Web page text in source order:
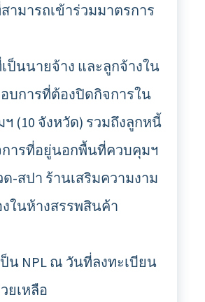
ามารถเข้าร่วมมาตรการ
ป็นนายจ้าง และลูกจ้างใน
บการที่ต้องปิดกิจการใน
(10 จังหวัด) รวมถึงลูกหนี้
ารที่อยู่นอกพื้นที่ควบคุมฯ
-สปา ร้านเสริมความงาม
ในห้างสรรพสินค้า
น NPL ณ วันที่ลงทะเบียน
ยเหลือ